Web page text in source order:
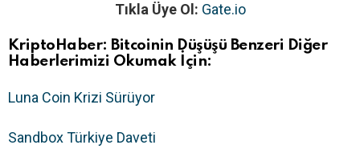
Tıkla Üye Ol: Gate.io
KriptoHaber: Bitcoinin Düşüşü Benzeri Diğer
Haberlerimizi Okumak İçin:
Luna Coin Krizi Sürüyor
Sandbox Türkiye Daveti